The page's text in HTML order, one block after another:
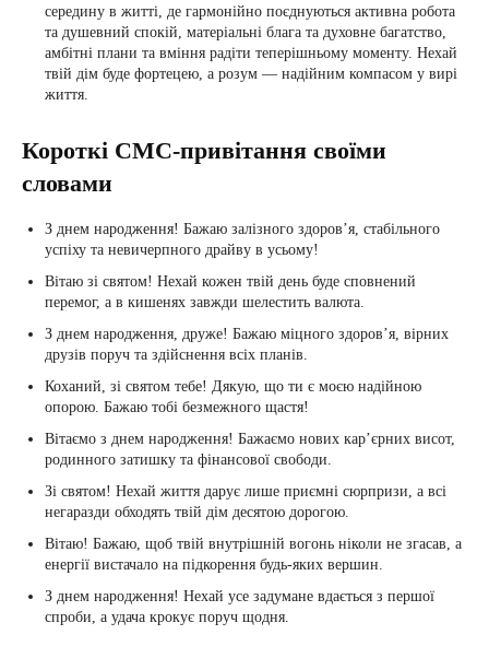
середину в житті, де гармонійно поєднуються активна робота
та душевний спокій, матеріальні блага та духовне багатство,
амбітні плани та вміння радіти теперішньому моменту. Нехай
твій дім буде фортецею, а розум — надійним компасом у вирі
життя.
Короткі СМС-привітання своїми
словами
З днем народження! Бажаю залізного здоров’я, стабільного
успіху та невичерпного драйву в усьому!
Вітаю зі святом! Нехай кожен твій день буде сповнений
перемог, а в кишенях завжди шелестить валюта.
З днем народження, друже! Бажаю міцного здоров’я, вірних
друзів поруч та здійснення всіх планів.
Коханий, зі святом тебе! Дякую, що ти є моєю надійною
опорою. Бажаю тобі безмежного щастя!
Вітаємо з днем народження! Бажаємо нових кар’єрних висот,
родинного затишку та фінансової свободи.
Зі святом! Нехай життя дарує лише приємні сюрпризи, а всі
негаразди обходять твій дім десятою дорогою.
Вітаю! Бажаю, щоб твій внутрішній вогонь ніколи не згасав, а
енергії вистачало на підкорення будь-яких вершин.
З днем народження! Нехай усе задумане вдається з першої
спроби, а удача крокує поруч щодня.